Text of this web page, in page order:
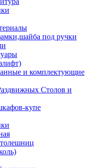
под ручки
и комплектующие
Столов и
купе